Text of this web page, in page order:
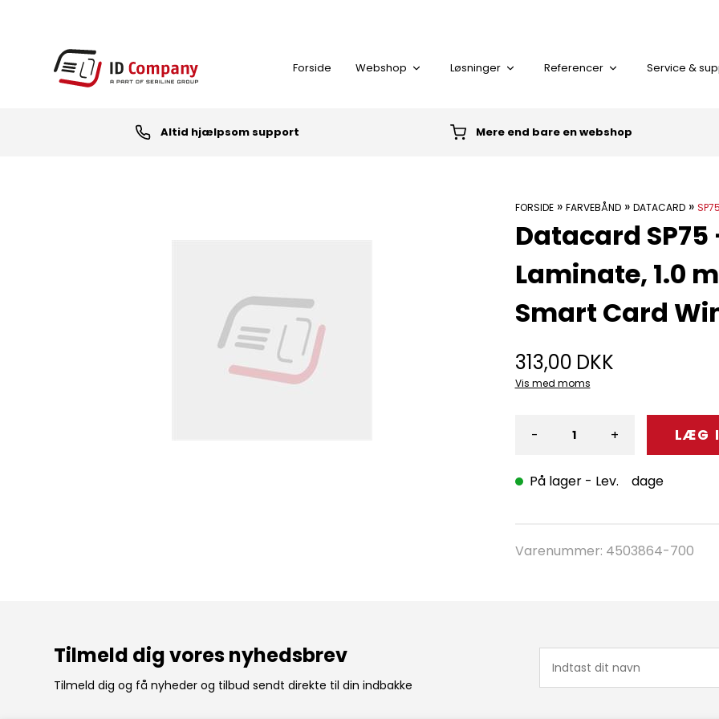
Forside Webshop Løsninger Referencer Service &
Altid hjælpsom support Mere end bare en webshop
FORSIDE» FARVEBÅND» DATACARD» SP75
Datacard
Laminate, 1.0
Smart Card
313,00 DKK
Vis med moms
- +
På lager - Lev. dage
Varenummer: 4503864-700
Tilmeld dig vores nyhedsbrev
Tilmeld dig og få nyheder og tilbud sendt direkte til din indbakke